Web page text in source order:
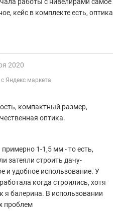
кейс в комплекте есть, оптика
2020
Яндекс маркета
компактный размер,
оптика.
1-1,5 мм - то есть,
затеяли строить дачу-
и удобное использование. У
когда строились, хотя
я балерина. В использовании
проблем